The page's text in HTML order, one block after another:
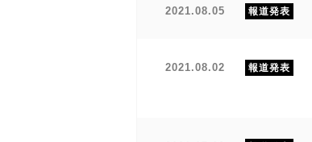
2021.08.05 報道発表
2021.08.02 報道発表